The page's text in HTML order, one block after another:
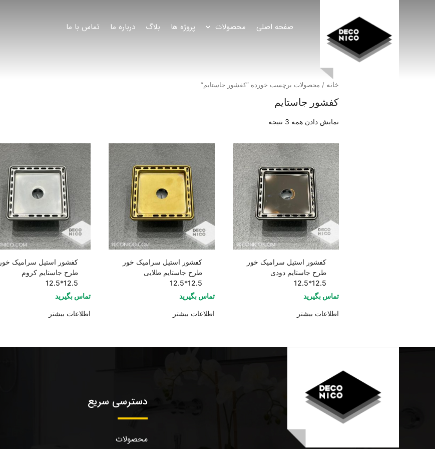
صفحه اصلی محصولات پروژه ها بلاگ درباره ما تماس با ما
خانه / محصولات برچسب خورده “کفشور جاستایم”
کفشور جاستایم
نمایش دادن همه 3 نتیجه
کفشور استیل سرامیک خور
طرح جاستایم دودی
12.5*12.5
تماس بگیرید
اطلاعات بیشتر
کفشور استیل سرامیک خور
طرح جاستایم طلایی
12.5*12.5
تماس بگیرید
اطلاعات بیشتر
کفشور استیل سرامیک خور
طرح جاستایم کروم
12.5*12.5
تماس بگیرید
اطلاعات بیشتر
دسترسی سریع
محصولات